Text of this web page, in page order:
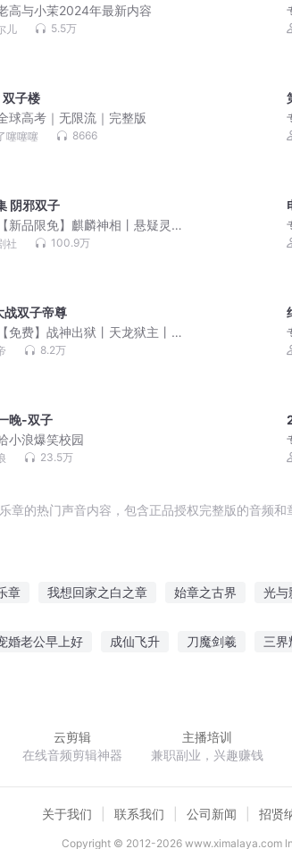
高与小茉2024年最新内容
儿 5.5万
子楼
球高考｜无限流｜完整版
噻噻噻 8666
阴邪双子
【新品限免】麒麟神相丨悬疑灵
品丨紫襟剧社制作
社 100.9万
战双子帝尊
【免费】战神出狱丨天龙狱主丨
丨爆款上门龙婿
8.2万
晚-双子
小浪爆笑校园
23.5万
章的热门声音内容，包含正品授权完整版的音频
章 我想回家之白之章 始章之古界 光与
婚老公早上好 成仙飞升 刀魔剑羲 三界
云剪辑
在线音频剪辑神器
主播培训
兼职副业，兴趣赚钱
关于我们 联系我们 公司新闻 招贤
Copyright © 2012-2026www.ximalaya.com